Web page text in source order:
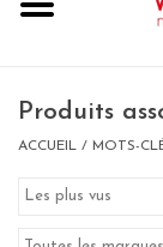
Un design
Produits
ACCUEIL / MOTS-